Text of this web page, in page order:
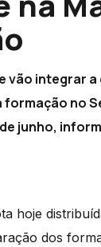
vão integrar
formação no
junho,
hoje
dos